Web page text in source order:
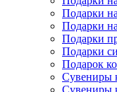
Подарки
Подарки
Подарки
Подарки
Подарок
Сувениры